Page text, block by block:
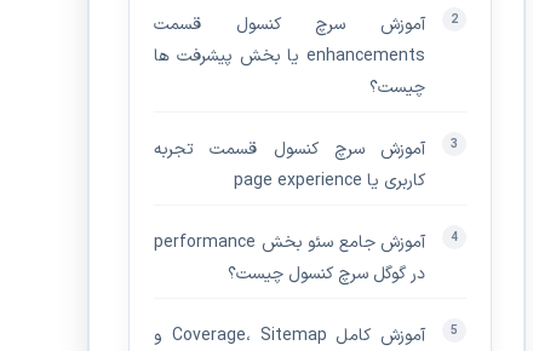
آموزش سرچ کنسول قسمت
enhancements یا بخش پیشرفت ها
چیست؟
آموزش سرچ کنسول قسمت تجربه
کاربری یا page experience
آموزش جامع سئو بخش performance
در گوگل سرچ کنسول چیست؟
آموزش کامل Coverage، Sitemap و